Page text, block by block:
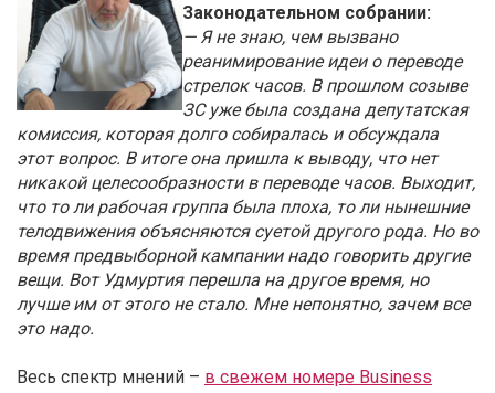
Законодательном собрании:
— Я не знаю, чем вызвано
реанимирование идеи о переводе
стрелок часов. В прошлом созыве
ЗС уже была создана депутатская
комиссия, которая долго собиралась и обсуждала
этот вопрос. В итоге она пришла к выводу, что нет
никакой целесообразности в переводе часов. Выходит,
что то ли рабочая группа была плоха, то ли нынешние
телодвижения объясняются суетой другого рода. Но во
время предвыборной кампании надо говорить другие
вещи. Вот Удмуртия перешла на другое время, но
лучше им от этого не стало. Мне непонятно, зачем все
это надо.
Весь спектр мнений – в свежем номере Business